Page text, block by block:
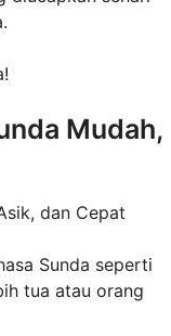
Mudah,
Sunda seperti
tua atau orang